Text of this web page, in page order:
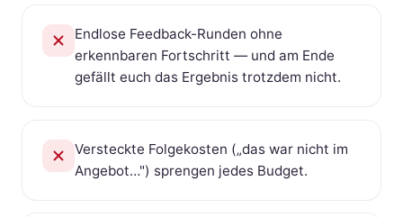
Endlose Feedback-Runden ohne
erkennbaren Fortschritt — und am Ende
gefällt euch das Ergebnis trotzdem nicht.
Versteckte Folgekosten („das war nicht im
Angebot…") sprengen jedes Budget.